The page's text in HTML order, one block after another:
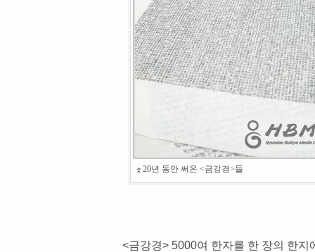
20년 동안 써온 <금강경>들
<금강경> 5000여 한자를 한 장의 한